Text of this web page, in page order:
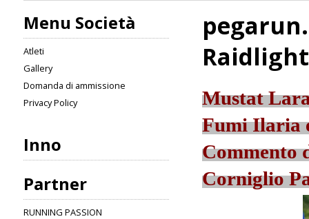
Menu Società
Atleti
Gallery
Domanda di ammissione
Privacy Policy
Inno
Partner
RUNNING PASSION
Mustat
Fumi Ilaria
Commento
Corniglio